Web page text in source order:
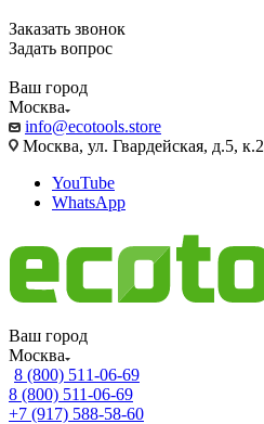
Заказать звонок
Задать вопрос
Ваш город
Москва
info@ecotools.store
Москва, ул. Гвардейская, д.5, к.2
YouTube
WhatsApp
Ваш город
Москва
8 (800) 511-06-69
8 (800) 511-06-69
+7 (917) 588-58-60